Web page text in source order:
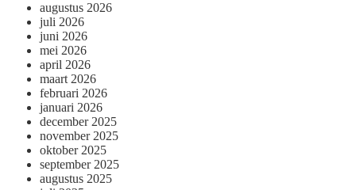
augustus 2026
juli 2026
juni 2026
mei 2026
april 2026
maart 2026
februari 2026
januari 2026
december 2025
november 2025
oktober 2025
september 2025
augustus 2025